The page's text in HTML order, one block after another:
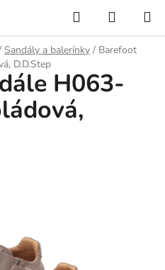
Hledat
KOŠÍK
Sandály a balerínky / Barefoot
D.D.Step
H063-